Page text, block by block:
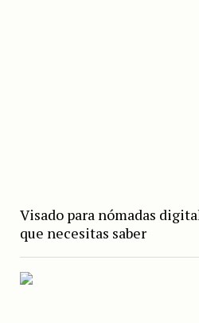
Visado para nómadas
que necesitas saber